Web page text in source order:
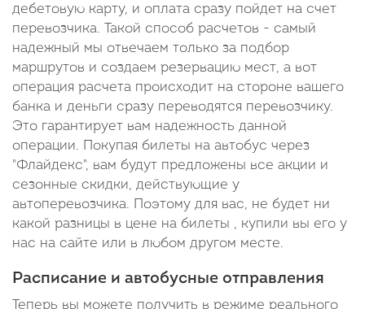
дебетовую карту, и оплата сразу пойдет на счет
перевозчика. Такой способ расчетов - самый
надежный мы отвечаем только за подбор
маршрутов и создаем резервацию мест, а вот
операция расчета происходит на стороне вашего
банка и деньги сразу переводятся перевозчику.
Это гарантирует вам надежность данной
операции. Покупая билеты на автобус через
"Флайдекс", вам будут предложены все акции и
сезонные скидки, действующие у
автоперевозчика. Поэтому для вас, не будет ни
какой разницы в цене на билеты , купили вы его у
нас на сайте или в любом другом месте.
Расписание и автобусные отправления
Теперь вы можете получить в режиме реального